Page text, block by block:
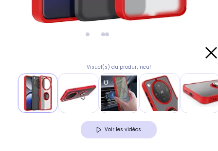
Visuel(s) du produit neuf
Voir les vidéos